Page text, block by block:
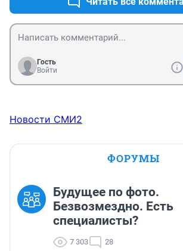
Гость
Войти
Новости СМИ2
ФОРУМЫ
Будущее по фото.
Безвозмездно. Есть
специалисты?
7 303 28